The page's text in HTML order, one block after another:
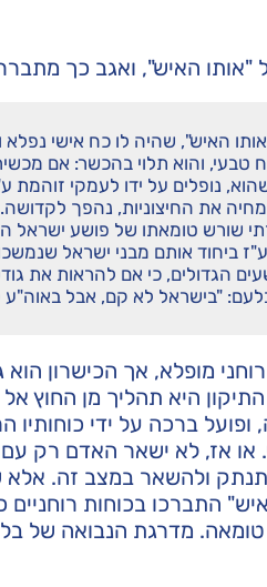
"אותו האיש", ואגב כך
האיש", שהיה לו כח אישי
והוא תלוי בהכשר: אם
נופלים על ידו לעמקי
מחיה את החיצוניות, נהפך
שורש טומאתו של פושע ישראל
ביחוד אותם מבני ישראל
הגדולים, כי אם להראות את
"בישראל לא קם, אבל באוה"ע
מופלא, אך הכישרון
התיקון היא תהליך מן
ברכה על ידי כוחותיו
אז, לא ישאר האדם רק עם
ולהשאר במצב זה. אלא
התברכו בכוחות רוחניים
מדרגת הנבואה של